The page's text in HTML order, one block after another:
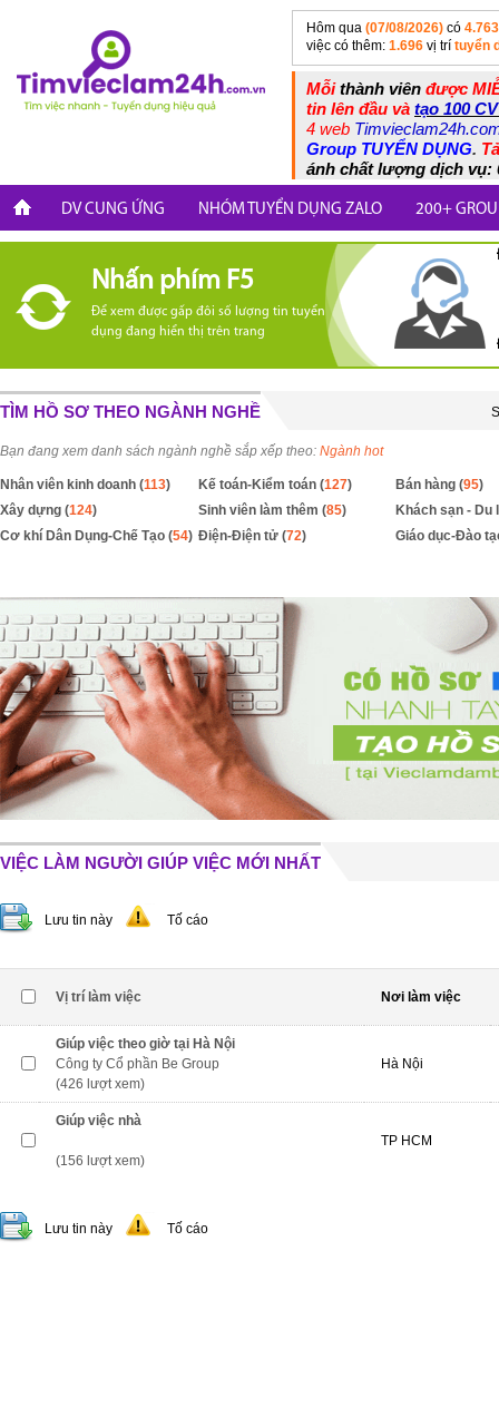
Hôm qua (07/08/2026) có 4.763
việc có thêm: 1.696 vị trí tuyển
Mỗithành viên được
tin lên đầu và tạo 100
4 web
Group TUYỂN DỤNG.
ánh chất lượng dịch vụ:
DV CUNG ỨNG NHÓM TUYỂN DỤNG ZALO 200+
Nhấn phím F5
Để xem được gấp đôi số lượng tin tuyển
dụng đang hiển thị trên trang
TÌM HỒ SƠ THEO NGÀNH NGHỀ
Bạn đang xem danh sách ngành nghề sắp xếp theo: Ngành hot
Nhân viên kinh doanh (113) Kế toán-Kiểm toán (127) Bán hàng (95)
Xây dựng (124) Sinh viên làm thêm (85)
Khách sạn - Du
Cơ khí Dân Dụng-Chế Tạo (54) Điện-Điện tử (72) Giáo dục-Đào
VIỆC LÀM NGƯỜI GIÚP VIỆC MỚI NHẤT
Lưu tin này Tố cáo
Vị trí làm việc Nơi làm việc
Giúp việc theo giờ tại Hà Nội
Công ty Cổ phần Be Group
(426 lượt xem)
Hà Nội
Giúp việc nhà
(156 lượt xem)
TP HCM
Lưu tin này Tố cáo